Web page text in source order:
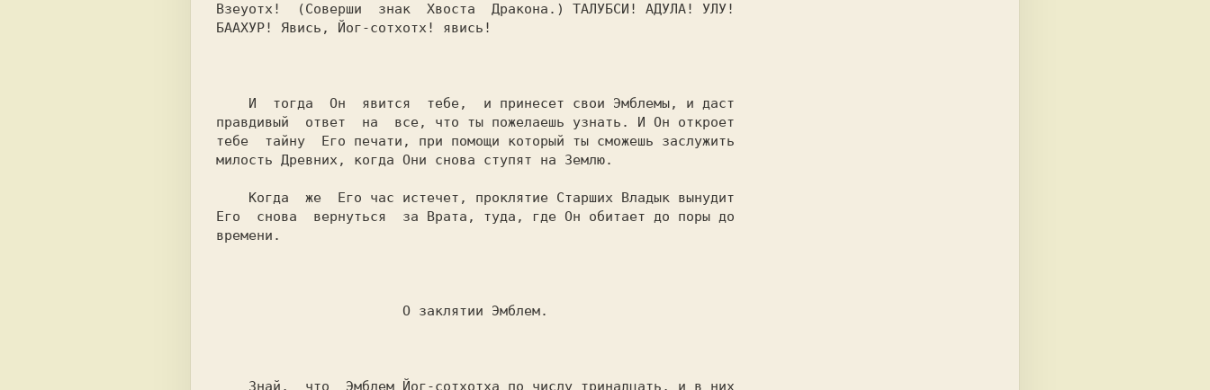
Взеуотх!  (Соверши  знак  Хвоста  Дракона.) ТАЛУБСИ! АДУЛА! УЛУ!
БААХУР! Явись, Йог-сотхотх! явись!
правдивый  ответ  на  все, что ты пожелаешь узнать. И Он откроет
тебе  тайну  Его печати, при помощи который ты сможешь заслужить
милость Древних, когда Они снова ступят на Землю.
Его  снова  вернуться  за Врата, туда, где Он обитает до поры до
времени.